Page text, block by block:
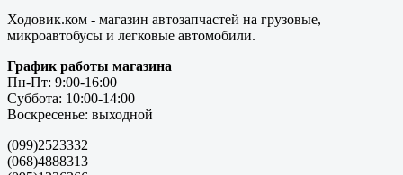
Ходовик.ком - магазин автозапчастей на грузовые,
микроавтобусы и легковые автомобили.
График работы магазина
Пн-Пт: 9:00-16:00
Суббота: 10:00-14:00
Воскресенье: выходной
(099)2523332
(068)4888313